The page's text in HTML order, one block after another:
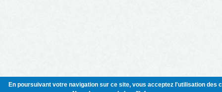
En poursuivant votre navigation sur ce site, vous acceptez l'utilisation des